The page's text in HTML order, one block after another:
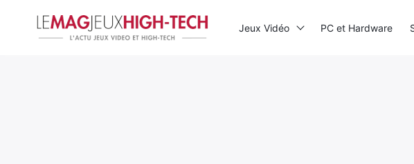
Jeux Vidéo PC et Hardware